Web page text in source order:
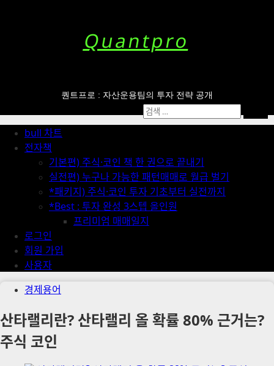
Quantpro
퀀트프로 : 자산운용팀의 투자 전략 공개
bull 차트
전자책
기본편) 주식·코인 책 한 권으로 끝내기
실전편) 누구나 가능한 패턴매매로 월급 벌기
*패키지) 주식·코인 투자 기초부터 실전까지
*Best : 투자 완성 3스텝 올인원
프리미엄 매매일지
로그인
회원 가입
사용자
검
색:
경제용어
산타랠리란? 산타랠리 올 확률 80% 근거는?
주식 코인